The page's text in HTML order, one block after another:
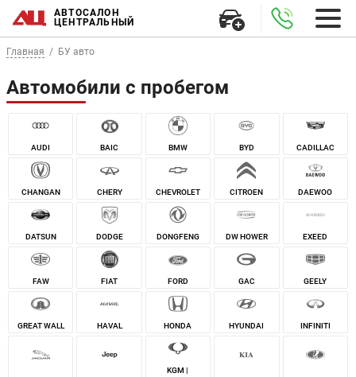
АВТОСАЛОН
ЦЕНТРАЛЬНЫЙ
Главная БУ авто
Автомобили с пробегом
AUDI BAIC BMW BYD CADILLAC
CHANGAN CHERY CHEVROLET CITROEN DAEWOO
DATSUN DODGE DONGFENG DW HOWER EXEED
FAW FIAT FORD GAC GEELY
GREAT WALL HAVAL HONDA HYUNDAI INFINITI
KGM |